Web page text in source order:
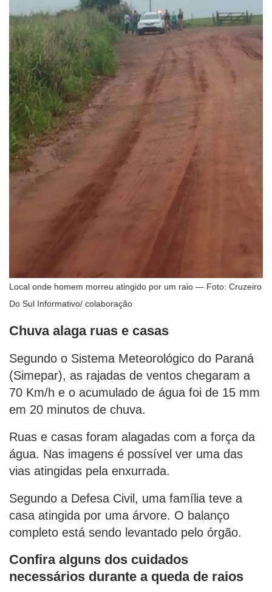
Local onde homem morreu atingido por um raio — Foto: Cruzeiro
Do Sul Informativo/ colaboração
Chuva alaga ruas e casas
Segundo o Sistema Meteorológico do Paraná
(Simepar), as rajadas de ventos chegaram a
70 Km/h e o acumulado de água foi de 15 mm
em 20 minutos de chuva.
Ruas e casas foram alagadas com a força da
água. Nas imagens é possível ver uma das
vias atingidas pela enxurrada.
Segundo a Defesa Civil, uma família teve a
casa atingida por uma árvore. O balanço
completo está sendo levantado pelo órgão.
Confira alguns dos cuidados
necessários durante a queda de raios